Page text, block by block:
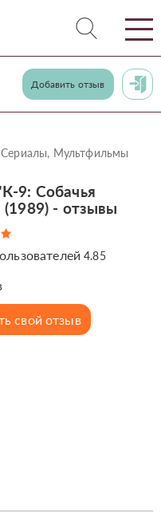
Добавить отзыв
Мультфильмы
9: Собачья
(1989) - отзывы
4.85
свой отзыв